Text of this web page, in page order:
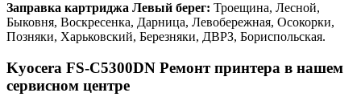
Заправка картриджа Левый берег: Троещина, Лесной,
Быковня, Воскресенка, Дарница, Левобережная, Осокорки,
Позняки, Харьковский, Березняки, ДВРЗ, Бориспольская.
Kyocera FS-C5300DN Ремонт принтера в нашем
сервисном центре